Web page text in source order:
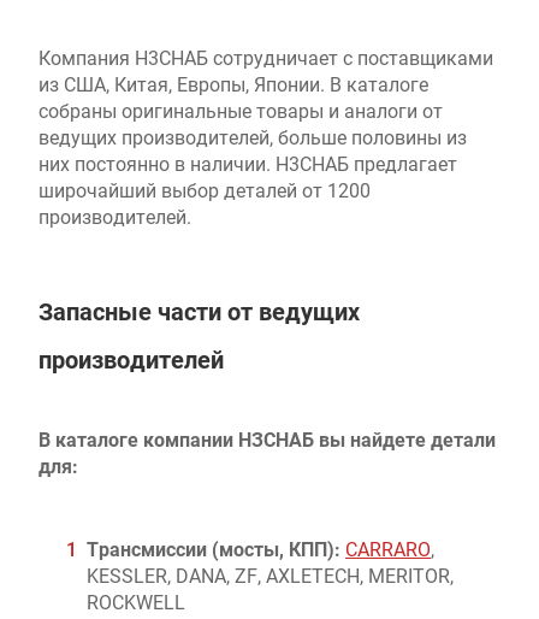
Компания Н3СНАБ сотрудничает с поставщиками
из США, Китая, Европы, Японии. В каталоге
собраны оригинальные товары и аналоги от
ведущих производителей, больше половины из
них постоянно в наличии. Н3СНАБ предлагает
широчайший выбор деталей от 1200
производителей.
Запасные части от ведущих
производителей
В каталоге компании НЗСНАБ вы найдете детали
для:
Трансмиссии (мосты, КПП): CARRARO,
KESSLER, DANA, ZF, AXLETECH, MERITOR,
ROCKWELL